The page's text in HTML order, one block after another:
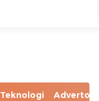
Teknologi Advertorial